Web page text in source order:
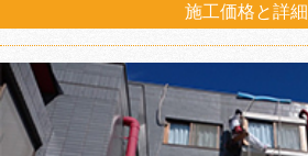
施工価格と詳細